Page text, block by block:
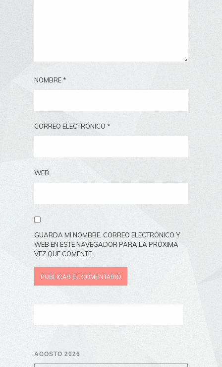
NOMBRE *
CORREO ELECTRÓNICO *
WEB
GUARDA MI NOMBRE, CORREO ELECTRÓNICO Y
WEB EN ESTE NAVEGADOR PARA LA PRÓXIMA
VEZ QUE COMENTE.
AGOSTO 2026